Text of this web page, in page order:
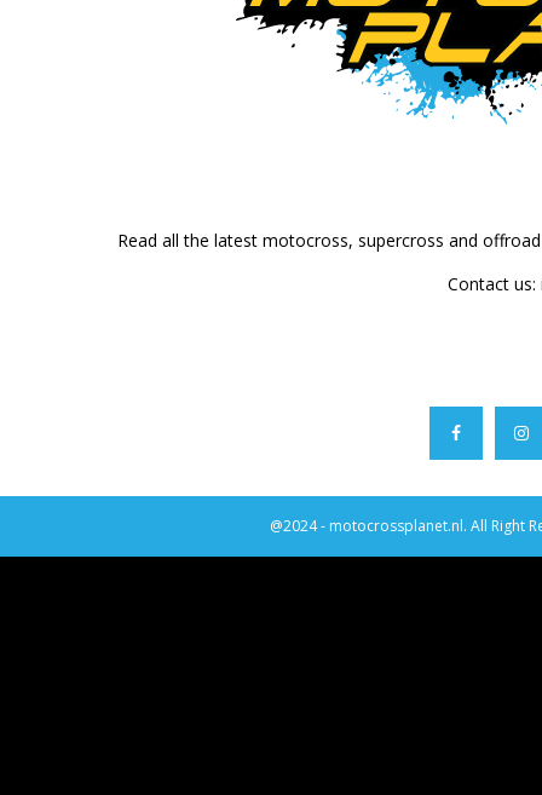
Read all the latest motocross, supercross and
Contact us:
@2024 - motocrossplanet.nl. All Right